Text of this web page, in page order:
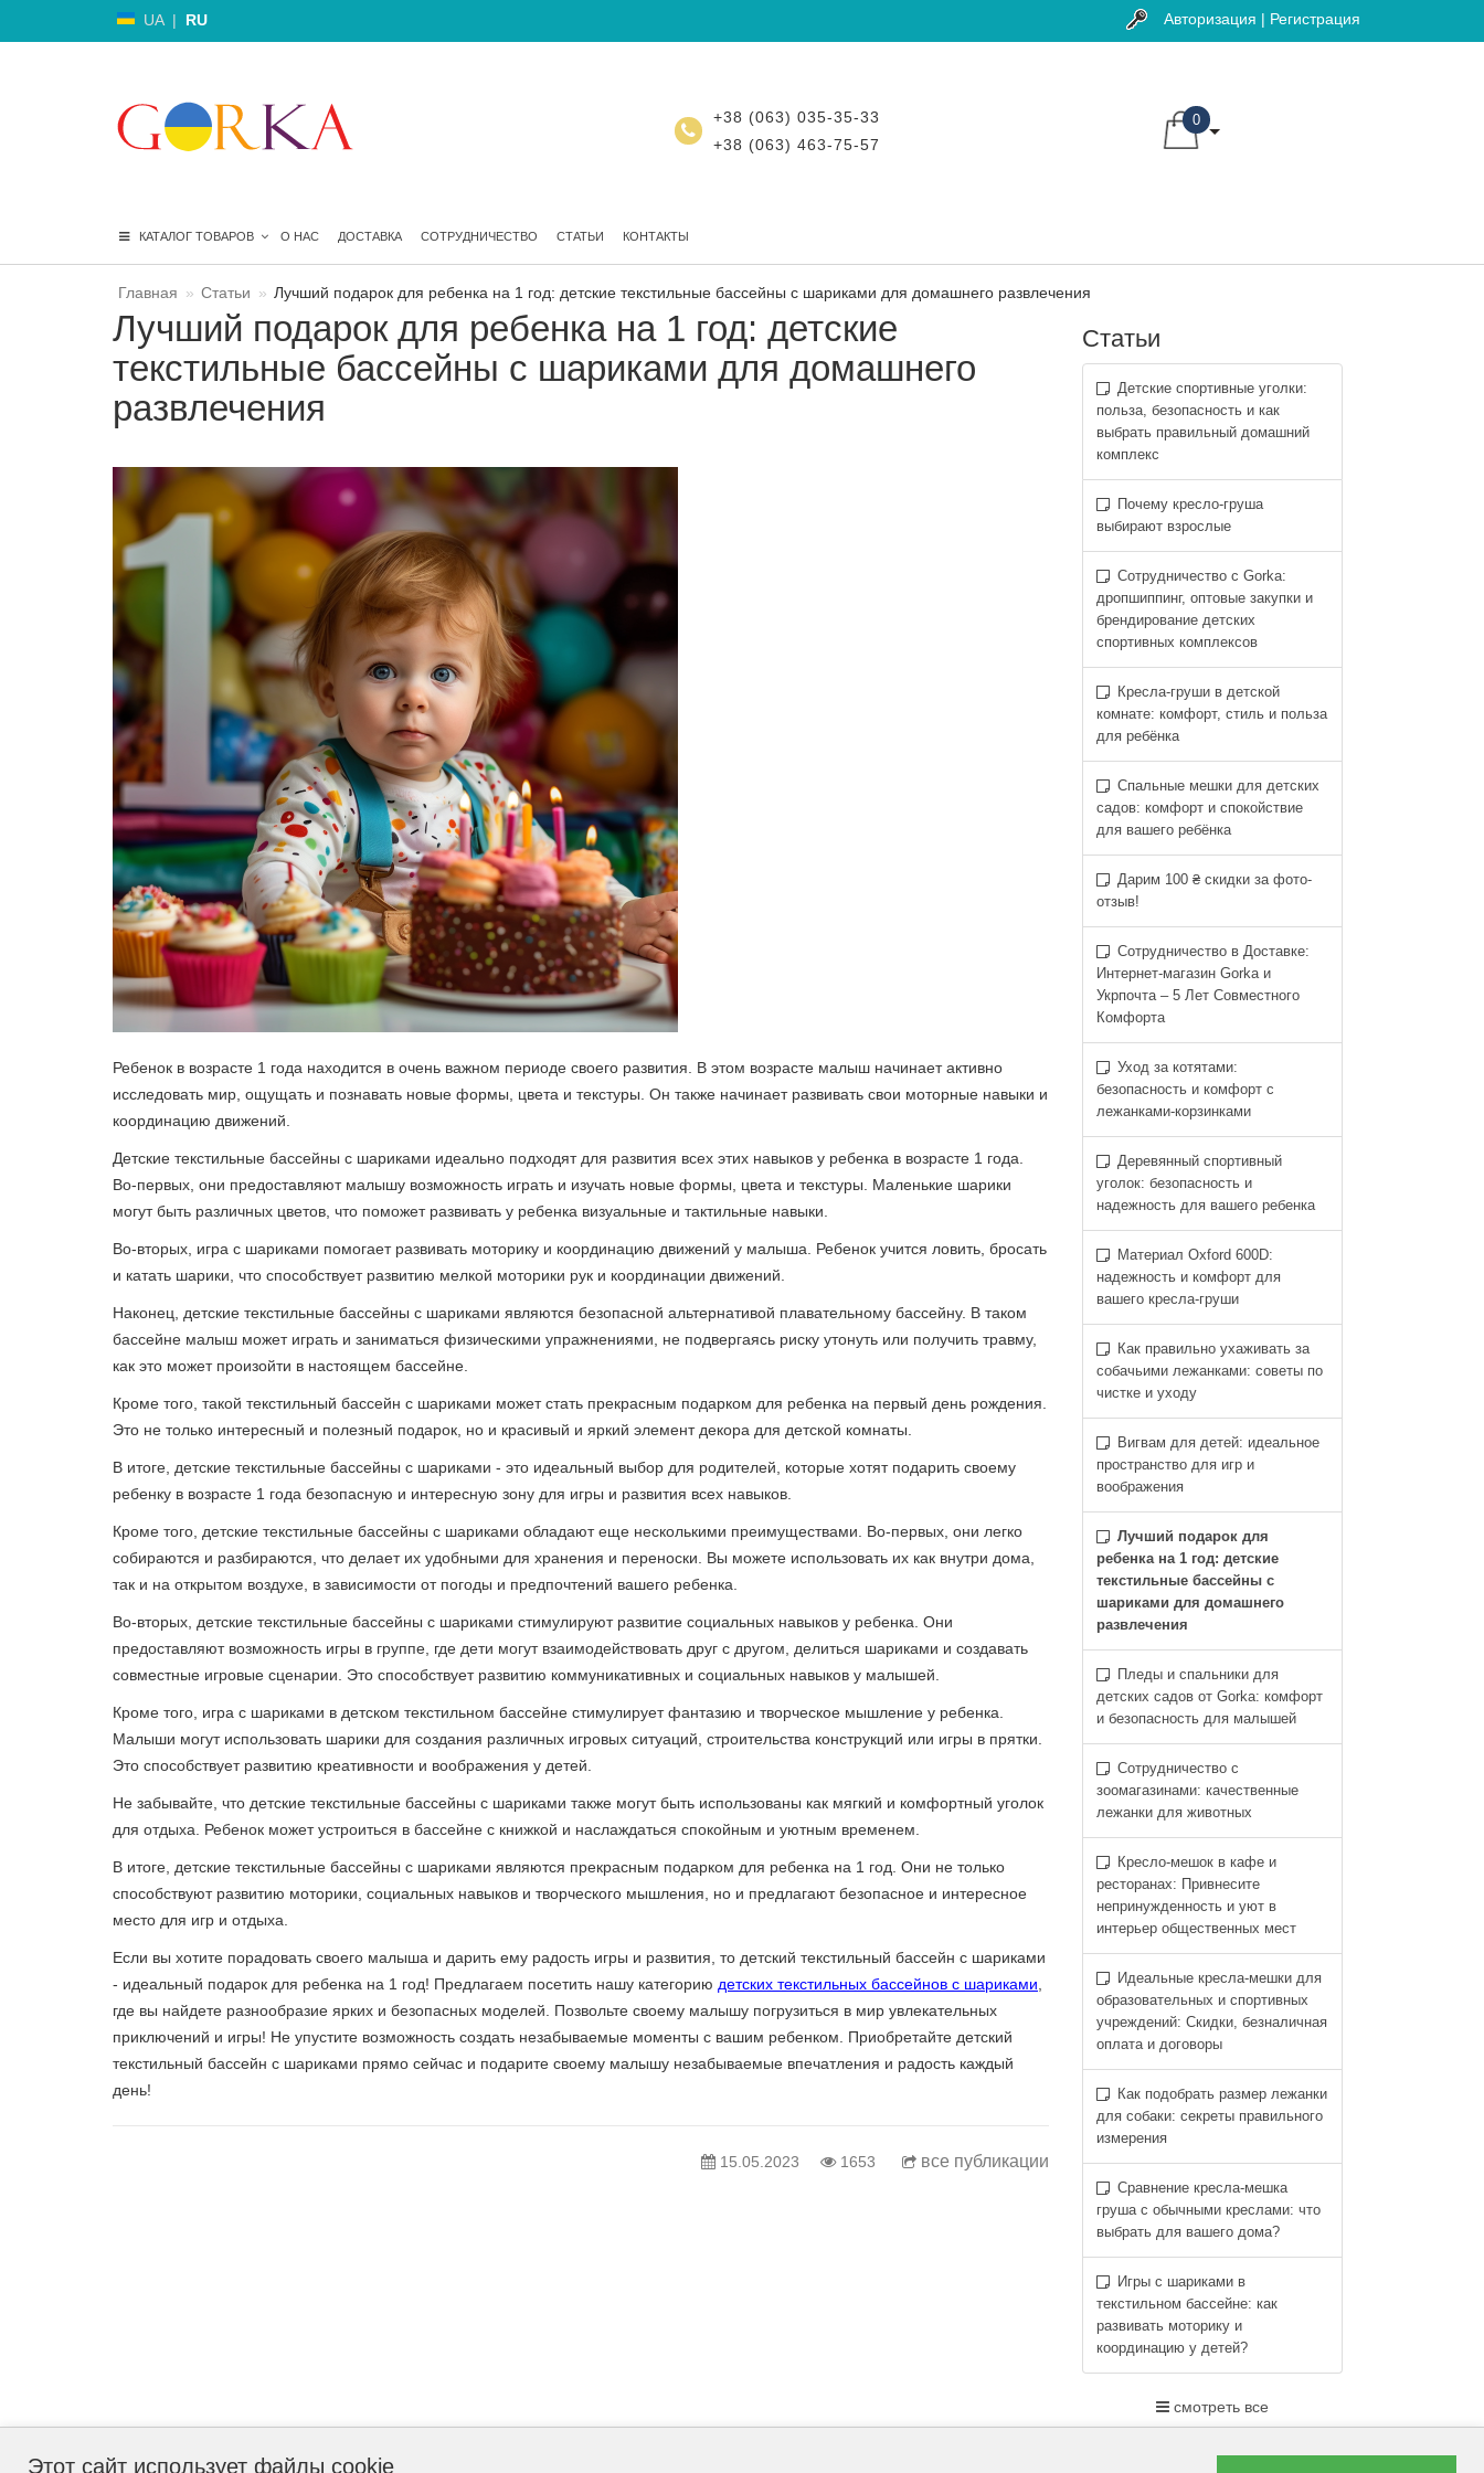
UA | RU Авторизация | Регистрация
+38 (063) 035-35-33
+38 (063) 463-75-57
0
КАТАЛОГ ТОВАРОВ О НАС ДОСТАВКА СОТРУДНИЧЕСТВО СТАТЬИ КОНТАКТЫ
Главная Статьи Лучший подарок для ребенка на 1 год: детские текстильные бассейны с шариками для домашнего развлечения
Лучший подарок для ребенка на 1 год: детские
текстильные бассейны с шариками для домашнего
развлечения
Ребенок в возрасте 1 года находится в очень важном периоде своего развития. В этом возрасте малыш начинает активно
исследовать мир, ощущать и познавать новые формы, цвета и текстуры. Он также начинает развивать свои моторные навыки и
координацию движений.
Детские текстильные бассейны с шариками идеально подходят для развития всех этих навыков у ребенка в возрасте 1 года.
Во-первых, они предоставляют малышу возможность играть и изучать новые формы, цвета и текстуры. Маленькие шарики
могут быть различных цветов, что поможет развивать у ребенка визуальные и тактильные навыки.
Во-вторых, игра с шариками помогает развивать моторику и координацию движений у малыша. Ребенок учится ловить, бросать
и катать шарики, что способствует развитию мелкой моторики рук и координации движений.
Наконец, детские текстильные бассейны с шариками являются безопасной альтернативой плавательному бассейну. В таком
бассейне малыш может играть и заниматься физическими упражнениями, не подвергаясь риску утонуть или получить травму,
как это может произойти в настоящем бассейне.
Кроме того, такой текстильный бассейн с шариками может стать прекрасным подарком для ребенка на первый день рождения.
Это не только интересный и полезный подарок, но и красивый и яркий элемент декора для детской комнаты.
В итоге, детские текстильные бассейны с шариками - это идеальный выбор для родителей, которые хотят подарить своему
ребенку в возрасте 1 года безопасную и интересную зону для игры и развития всех навыков.
Кроме того, детские текстильные бассейны с шариками обладают еще несколькими преимуществами. Во-первых, они легко
собираются и разбираются, что делает их удобными для хранения и переноски. Вы можете использовать их как внутри дома,
так и на открытом воздухе, в зависимости от погоды и предпочтений вашего ребенка.
Во-вторых, детские текстильные бассейны с шариками стимулируют развитие социальных навыков у ребенка. Они
предоставляют возможность игры в группе, где дети могут взаимодействовать друг с другом, делиться шариками и создавать
совместные игровые сценарии. Это способствует развитию коммуникативных и социальных навыков у малышей.
Кроме того, игра с шариками в детском текстильном бассейне стимулирует фантазию и творческое мышление у ребенка.
Малыши могут использовать шарики для создания различных игровых ситуаций, строительства конструкций или игры в прятки.
Это способствует развитию креативности и воображения у детей.
Не забывайте, что детские текстильные бассейны с шариками также могут быть использованы как мягкий и комфортный уголок
для отдыха. Ребенок может устроиться в бассейне с книжкой и наслаждаться спокойным и уютным временем.
В итоге, детские текстильные бассейны с шариками являются прекрасным подарком для ребенка на 1 год. Они не только
способствуют развитию моторики, социальных навыков и творческого мышления, но и предлагают безопасное и интересное
место для игр и отдыха.
Если вы хотите порадовать своего малыша и дарить ему радость игры и развития, то детский текстильный бассейн с шариками
- идеальный подарок для ребенка на 1 год! Предлагаем посетить нашу категорию детских текстильных бассейнов с шариками
где вы найдете разнообразие ярких и безопасных моделей. Позвольте своему малышу погрузиться в мир увлекательных
приключений и игры! Не упустите возможность создать незабываемые моменты с вашим ребенком. Приобретайте детский
текстильный бассейн с шариками прямо сейчас и подарите своему малышу незабываемые впечатления и радость каждый
день!
15.05.2023 1653 все публикации
Статьи
Детские спортивные уголки:
польза, безопасность и как
выбрать правильный домашний
комплекс
Почему кресло-груша
выбирают взрослые
Сотрудничество с Gorka:
дропшиппинг, оптовые закупки и
брендирование детских
спортивных комплексов
Кресла-груши в детской
комнате: комфорт, стиль и польза
для ребёнка
Спальные мешки для детских
садов: комфорт и спокойствие
для вашего ребёнка
Дарим 100 ₴ скидки за фото-
отзыв!
Сотрудничество в Доставке:
Интернет-магазин Gorka и
Укрпочта – 5 Лет Совместного
Комфорта
Уход за котятами:
безопасность и комфорт с
лежанками-корзинками
Деревянный спортивный
уголок: безопасность и
надежность для вашего ребенка
Материал Oxford 600D:
надежность и комфорт для
вашего кресла-груши
Как правильно ухаживать за
собачьими лежанками: советы по
чистке и уходу
Вигвам для детей: идеальное
пространство для игр и
воображения
Лучший подарок для
ребенка на 1 год: детские
текстильные бассейны с
шариками для домашнего
развлечения
Пледы и спальники для
детских садов от Gorka: комфорт
и безопасность для малышей
Сотрудничество с
зоомагазинами: качественные
лежанки для животных
Кресло-мешок в кафе и
ресторанах: Привнесите
непринужденность и уют в
интерьер общественных мест
Идеальные кресла-мешки для
образовательных и спортивных
учреждений: Скидки, безналичная
оплата и договоры
Как подобрать размер лежанки
для собаки: секреты правильного
измерения
Сравнение кресла-мешка
груша с обычными креслами: что
выбрать для вашего дома?
Игры с шариками в
текстильном бассейне: как
развивать моторику и
координацию у детей?
смотреть все
Этот сайт использует файлы cookie